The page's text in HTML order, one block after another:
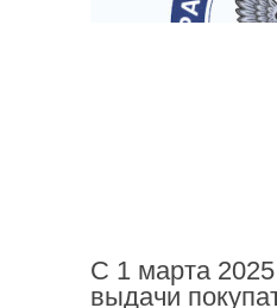
С 1 марта
выдачи